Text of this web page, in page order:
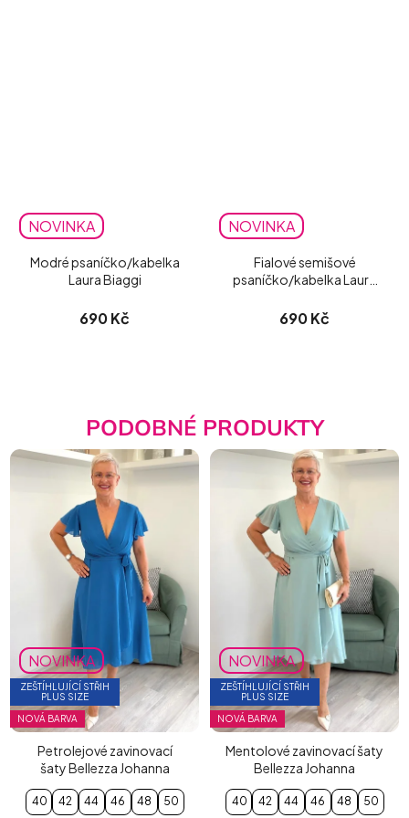
NOVINKA
Modré psaníčko/kabelka
Laura Biaggi
690 Kč
NOVINKA
Fialové semišové
psaníčko/kabelka Laura
690 Kč
PODOBNÉ PRODUKTY
NOVINKA
ZEŠTÍHLUJÍCÍ STŘIH
PLUS SIZE
NOVÁ BARVA
Petrolejové zavinovací
šaty Bellezza Johanna
40 42 44 46 48 50
NOVINKA
ZEŠTÍHLUJÍCÍ STŘIH
PLUS SIZE
NOVÁ BARVA
Mentolové zavinovací šaty
Bellezza Johanna
40 42 44 46 48 50